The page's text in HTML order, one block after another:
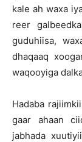
kale ah waxa
reer
guduhiisa,
dhaqaaq
waqooyiga
Hadaba
gaar ahaan
jabhada